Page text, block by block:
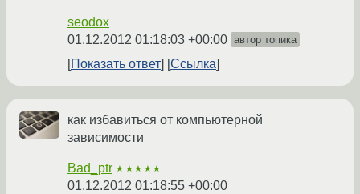
seodox
01.12.2012 01:18:03 +00:00 автор топика
Показать ответ Ссылка
как избавиться от компьютерной
зависимости
Bad_ptr ★★★★★
01.12.2012 01:18:55 +00:00